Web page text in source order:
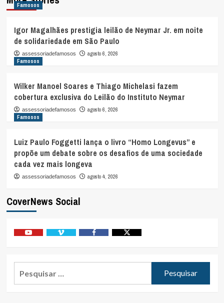
Famosos
Igor Magalhães prestigia leilão de Neymar Jr. em noite
de solidariedade em São Paulo
assessoriadefamosos
agosto 6, 2026
Famosos
Wilker Manoel Soares e Thiago Michelasi fazem
cobertura exclusiva do Leilão do Instituto Neymar
assessoriadefamosos
agosto 6, 2026
Famosos
Luiz Paulo Foggetti lança o livro “Homo Longevus” e
propõe um debate sobre os desafios de uma sociedade
cada vez mais longeva
assessoriadefamosos agosto 4, 2026
CoverNews Social